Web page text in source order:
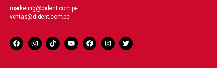
marketing@dident.com.pe
ventas@dident.com.pe